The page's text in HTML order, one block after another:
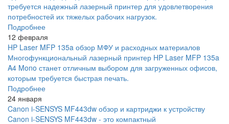
требуется надежный лазерный принтер для удовлетворения
потребностей их тяжелых рабочих нагрузок.
Подробнее
12 февраля
HP Laser MFP 135a обзор МФУ и расходных материалов
Многофункциональный лазерный принтер HP Laser MFP 135a
A4 Mono станет отличным выбором для загруженных офисов,
которым требуется быстрая печать.
Подробнее
24 января
Canon i-SENSYS MF443dw обзор и картриджи к устройству
Canon i-SENSYS MF443dw - это компактный